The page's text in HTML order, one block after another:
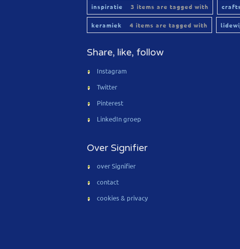
inspiratie 3 items are tagged with
keramiek 4 items are tagged with
Share, like, follow
Instagram
Twitter
Pinterest
LinkedIn groep
Over Signifier
over Signifier
contact
cookies & privacy